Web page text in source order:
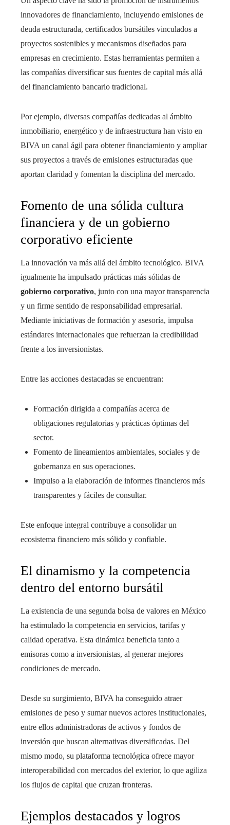
innovadores de financiamiento, incluyendo emisiones de
deuda estructurada, certificados bursátiles vinculados a
proyectos sostenibles y mecanismos diseñados para
empresas en crecimiento. Estas herramientas permiten a
las compañías diversificar sus fuentes de capital más allá
del financiamiento bancario tradicional.
Por ejemplo, diversas compañías dedicadas al ámbito
inmobiliario, energético y de infraestructura han visto en
BIVA un canal ágil para obtener financiamiento y ampliar
sus proyectos a través de emisiones estructuradas que
aportan claridad y fomentan la disciplina del mercado.
Fomento de una sólida cultura
financiera y de un gobierno
corporativo eficiente
La innovación va más allá del ámbito tecnológico. BIVA
igualmente ha impulsado prácticas más sólidas de
gobierno corporativo, junto con una mayor transparencia
y un firme sentido de responsabilidad empresarial.
Mediante iniciativas de formación y asesoría, impulsa
estándares internacionales que refuerzan la credibilidad
frente a los inversionistas.
Entre las acciones destacadas se encuentran:
Formación dirigida a compañías acerca de
obligaciones regulatorias y prácticas óptimas del
sector.
Fomento de lineamientos ambientales, sociales y de
gobernanza en sus operaciones.
Impulso a la elaboración de informes financieros más
transparentes y fáciles de consultar.
Este enfoque integral contribuye a consolidar un
ecosistema financiero más sólido y confiable.
El dinamismo y la competencia
dentro del entorno bursátil
La existencia de una segunda bolsa de valores en México
ha estimulado la competencia en servicios, tarifas y
calidad operativa. Esta dinámica beneficia tanto a
emisoras como a inversionistas, al generar mejores
condiciones de mercado.
Desde su surgimiento, BIVA ha conseguido atraer
emisiones de peso y sumar nuevos actores institucionales,
entre ellos administradoras de activos y fondos de
inversión que buscan alternativas diversificadas. Del
mismo modo, su plataforma tecnológica ofrece mayor
interoperabilidad con mercados del exterior, lo que agiliza
los flujos de capital que cruzan fronteras.
Ejemplos destacados y logros